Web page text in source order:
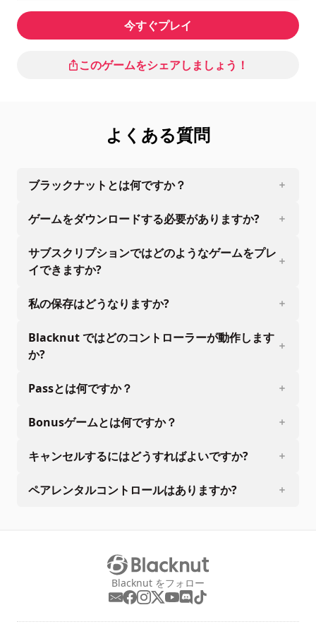
今すぐプレイ
このゲームをシェアしましょう！
よくある質問
ブラックナットとは何ですか？
ゲームをダウンロードする必要がありますか?
サブスクリプションではどのようなゲームをプレ
イできますか?
私の保存はどうなりますか?
Blacknut ではどのコントローラーが動作します
か?
Passとは何ですか？
Bonusゲームとは何ですか？
キャンセルするにはどうすればよいですか?
ペアレンタルコントロールはありますか?
Blacknut をフォロー